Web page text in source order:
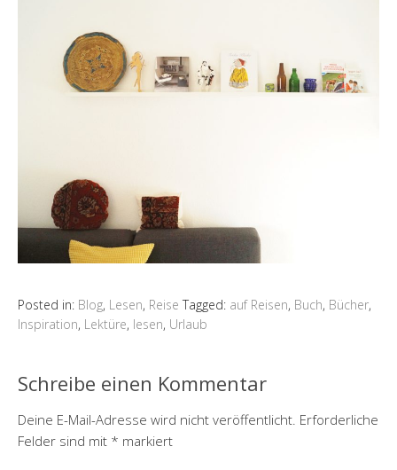
Posted in: Blog, Lesen, Reise Tagged: auf Reisen, Buch, Bücher,
Inspiration, Lektüre, lesen, Urlaub
Schreibe einen Kommentar
Deine E-Mail-Adresse wird nicht veröffentlicht. Erforderliche
Felder sind mit * markiert